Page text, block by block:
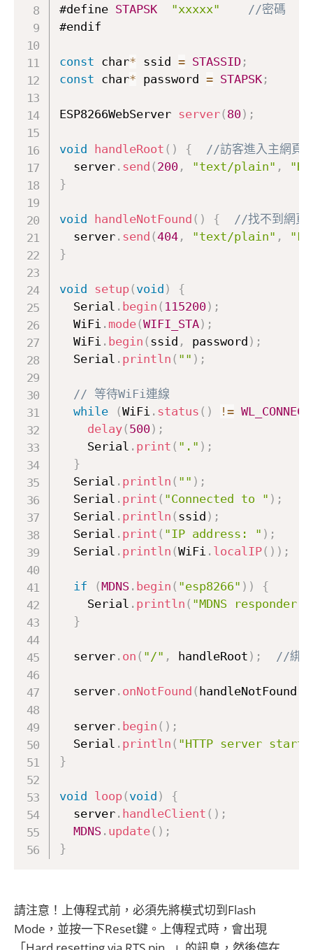
#define STAPSK "xxxxx"
//密碼
#endif
const char* ssid = STASSID;
const char* password = STAPSK;
ESP8266WebServer server( 80) ;
void handleRoot ( ) {
//訪客進入主網頁
  server
. send ( 200, "text/plain" ,
}
void handleNotFound ( ) {
//找不到網頁
  server
. send (404, "text/plain" ,
}
void setup( void )
{
  Serial
. begin ( 115200) ;
  WiFi
. mode(WIFI_STA) ;
  WiFi
. begin ( ssid , password ) ;
  Serial
. println ( "" ) ;
// 等待WiFi連線
while
(WiFi . status ( ) !=
delay( 500) ;
    Serial
. print ( "." ) ;
}
  Serial
. println ( "" ) ;
  Serial
. print ( "Connected to " ) ;
  Serial
. println ( ssid ) ;
  Serial
. print ( "IP address: " ) ;
  Serial
. println (WiFi . localIP( ) ) ;
if (MDNS . begin ( "esp8266" ) )
{
    Serial
. println ( "MDNS responder
}
  server
. on ( "/" , handleRoot ) ; //綁定
  server
. onNotFound ( handleNotFound
  server
. begin ( ) ;
  Serial
. println ( "HTTP server
}
void loop( void )
{
  server
. handleClient ( ) ;
MDNS . update( ) ;
}
請注意！上傳程式前，必須先將模式切到Flash
Mode，並按一下Reset鍵。上傳程式時，會出現